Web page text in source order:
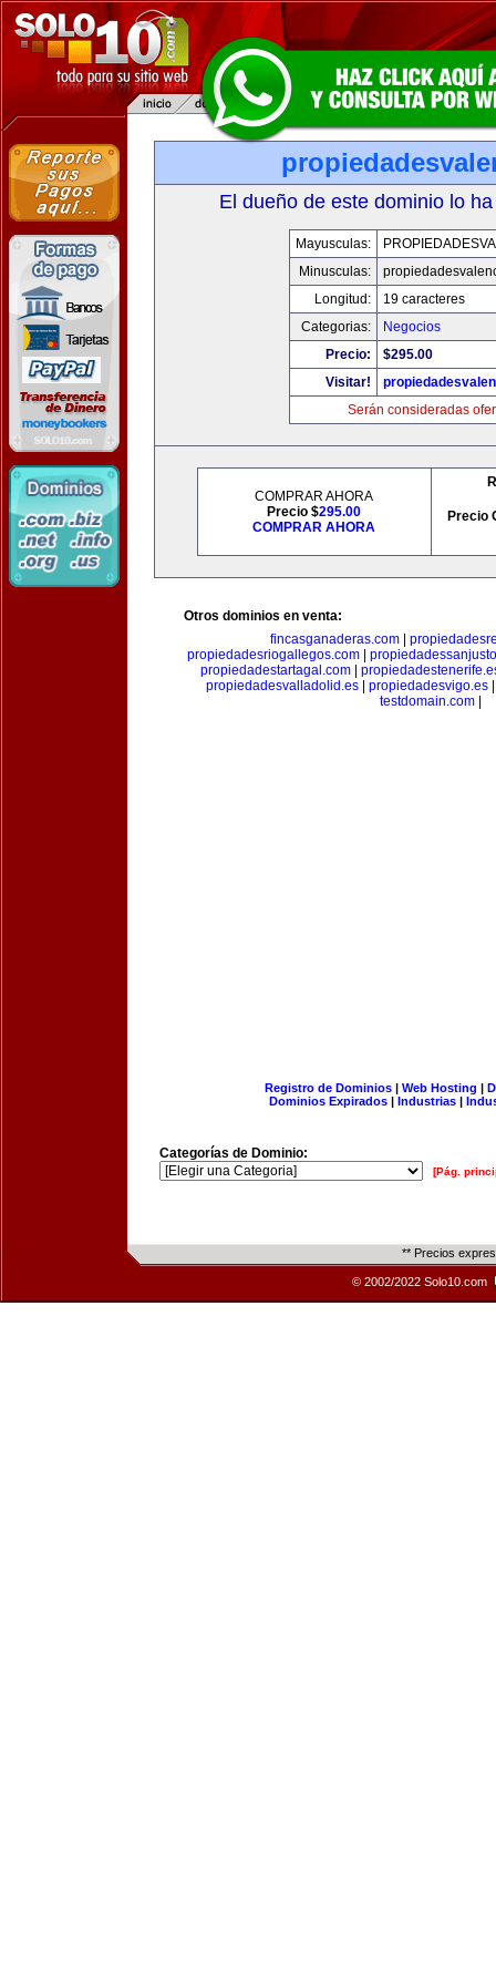
El dueño de este dominio lo
Mayusculas:
Minusculas:
Longitud:
19 caracteres
Categorias:
Negocios
Precio:
$295.00
Visitar!
Serán consideradas
COMPRAR AHORA
Precio $295.00
COMPRAR AHORA
Precio
Otros dominios en venta:
fincasganaderas.com|
propiedadesriogallegos.com|
propiedadestartagal.com|
propiedadesvalladolid.es
propiedadesvigo.es
testdomain.com
Registro de Dominios| Web Hosting |
Dominios Expirados | Industrias |
Categorías de Dominio:
[Pág.
** Precios
© 2002/2022 Solo10.com